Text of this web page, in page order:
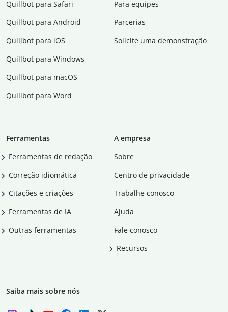
Quillbot para Safari
Quillbot para Android
Quillbot para iOS
Quillbot para Windows
Quillbot para macOS
Quillbot para Word
Para equipes
Parcerias
Solicite uma demonstração
Ferramentas
Ferramentas de redação
Correção idiomática
Citações e criações
Ferramentas de IA
Outras ferramentas
A empresa
Sobre
Centro de privacidade
Trabalhe conosco
Ajuda
Fale conosco
Recursos
Saiba mais sobre nós